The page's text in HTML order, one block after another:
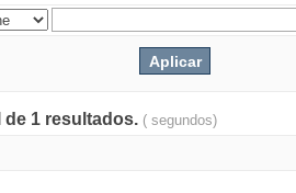
de 1 resultados. ( segundos)